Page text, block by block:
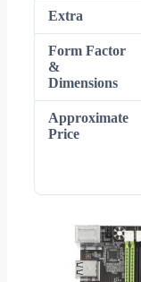
Extra
Form Factor
&
Dimensions
Approximate
Price